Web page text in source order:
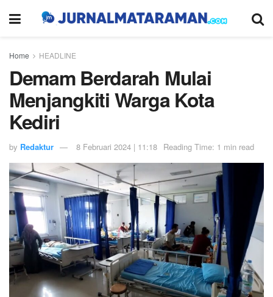
Home HEADLINE
Demam Berdarah Mulai
Menjangkiti Warga Kota
Kediri
by Redaktur 8 Februari 2024 | 11:18 Reading Time: 1 min read